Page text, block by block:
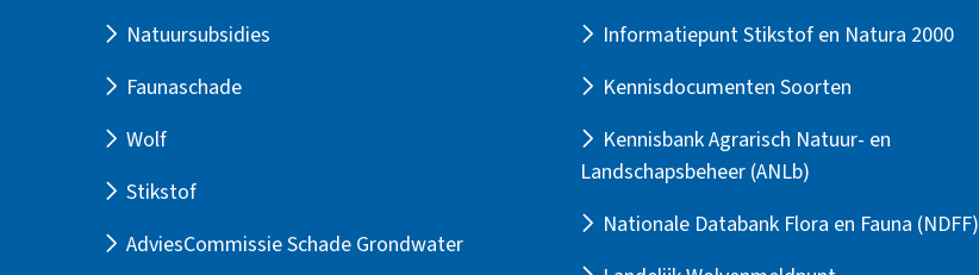
Natuursubsidies
Faunaschade
Wolf
Stikstof
AdviesCommissie Schade Grondwater
Informatiepunt Stikstof en Natura 2000
Kennisdocumenten Soorten
Kennisbank Agrarisch Natuur- en
Landschapsbeheer (ANLb)
Nationale Databank Flora en Fauna (NDFF)